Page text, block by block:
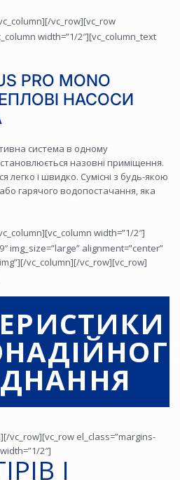
vc_row][vc_row
width=”1/2″][vc_column_text
PRO MONO
НАСОСИ
система в одному
​​назовні приміщення.
легко і швидко. Сумісні з будь-якою
гарячого водопостачання, яка
width=”1/2″]
img_size=”large” alignment=”center”
vc_column][/vc_row][vc_row]
vc_row][vc_row el_class=”margins-
2″]
І